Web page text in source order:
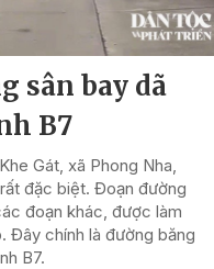
sân bay dã
B7
Gát, xã Phong Nha,
đặc biệt. Đoạn đường
đoạn khác, được làm
Đây chính là đường băng
B7.